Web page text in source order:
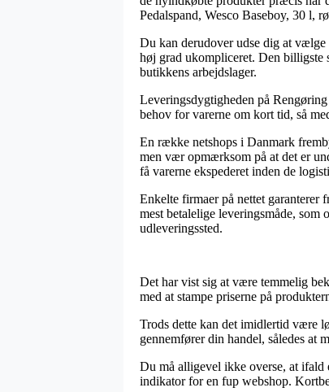
Pedalspand, Wesco Baseboy, 30 l,
Du kan derudover udse dig at
høj grad ukompliceret. Den billigste
butikkens arbejdslager.
Leveringsdygtigheden på
behov for varerne om kort tid, så
En række netshops i Danmark
men vær opmærksom på at det er
få varerne ekspederet inden de
Enkelte firmaer på nettet garanterer
mest betalelige leveringsmåde,
udleveringssted.
Det har vist sig at være temmelig
med at stampe priserne på
Trods dette kan det imidlertid være
gennemfører din handel, således at
Du må alligevel ikke overse, at
indikator for en fup webshop.